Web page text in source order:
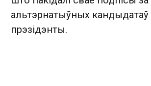
альтэрнатыўных кандыдатаў
прэзідэнты.